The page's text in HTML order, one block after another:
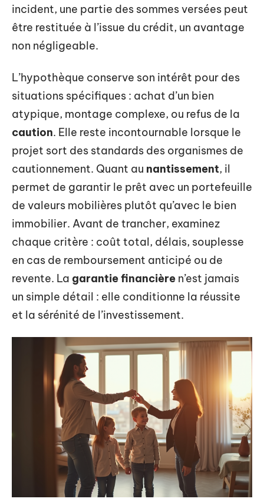
incident, une partie des sommes versées peut
être restituée à l’issue du crédit, un avantage
non négligeable.
L’hypothèque conserve son intérêt pour des
situations spécifiques : achat d’un bien
atypique, montage complexe, ou refus de la
caution. Elle reste incontournable lorsque le
projet sort des standards des organismes de
cautionnement. Quant au nantissement, il
permet de garantir le prêt avec un portefeuille
de valeurs mobilières plutôt qu’avec le bien
immobilier. Avant de trancher, examinez
chaque critère : coût total, délais, souplesse
en cas de remboursement anticipé ou de
revente. La garantie financière n’est jamais
un simple détail : elle conditionne la réussite
et la sérénité de l’investissement.